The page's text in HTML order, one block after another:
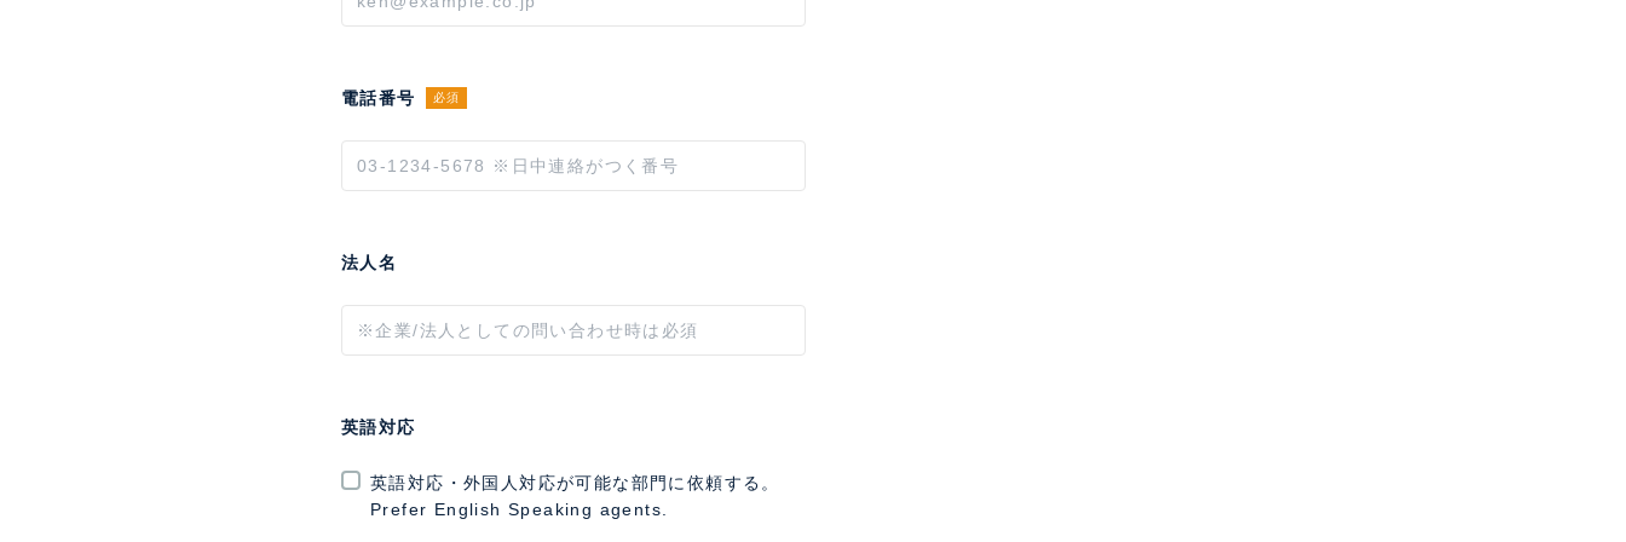
電話番号 必須
法人名
英語対応
英語対応・外国人対応が可能な部門に依頼する。
Prefer English Speaking agents.